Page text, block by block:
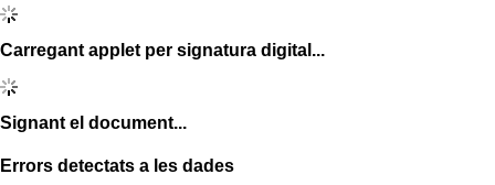
Carregant applet per signatura digital...
Signant el document...
Errors detectats a les dades